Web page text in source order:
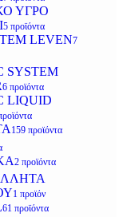
ΥΓΡΟ
5 προϊόντα
LEVEN7
SYSTEM
6 προϊόντα
LIQUID
159 προϊόντα
2 προϊόντα
1 προϊόν
61 προϊόντα